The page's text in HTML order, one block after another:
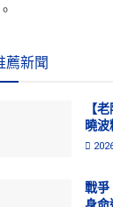
薦新聞
【
曉波
戰爭